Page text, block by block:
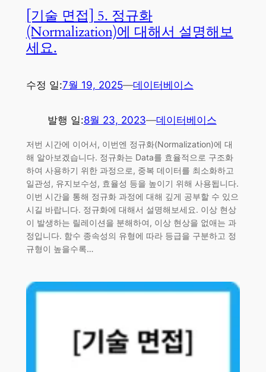
[기술 면접] 5. 정규화
(Normalization)에 대해서 설명해보
세요.
수정 일:7월 19, 2025—데이터베이스
발행 일:8월 23, 2023—데이터베이스
저번 시간에 이어서, 이번엔 정규화(Normalization)에 대
해 알아보겠습니다. 정규화는 Data를 효율적으로 구조화
하여 사용하기 위한 과정으로, 중복 데이터를 최소화하고
일관성, 유지보수성, 효율성 등을 높이기 위해 사용됩니다.
이번 시간을 통해 정규화 과정에 대해 깊게 공부할 수 있으
시길 바랍니다. 정규화에 대해서 설명해보세요. 이상 현상
이 발생하는 릴레이션을 분해하여, 이상 현상을 없애는 과
정입니다. 함수 종속성의 유형에 따라 등급을 구분하고 정
규형이 높을수록…